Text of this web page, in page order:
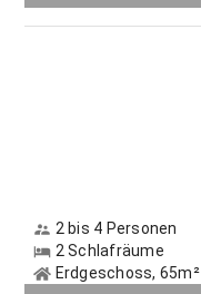
2 bis 4 Personen
2 Schlafräume
Erdgeschoss, 65m²